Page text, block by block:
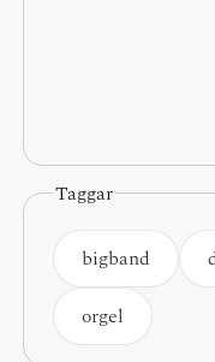
Taggar
bigband
orgel